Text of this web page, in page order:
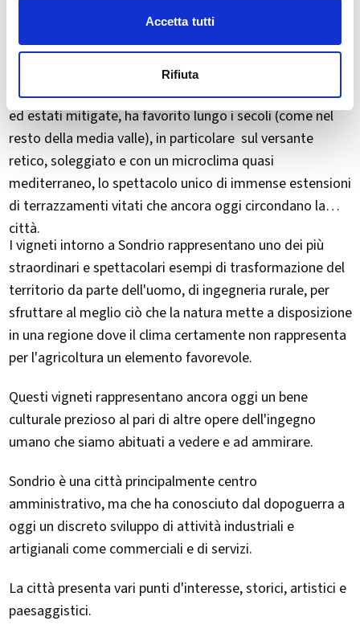
Accetta tutti
Rifiuta
dell'antico abitato di Sundrium, che nel corso dei secoli si
è espansa a sud, verso le maestose Alpi Orobie.
Il suo clima continentale, caratterizzato da inverni freddi
ed estati mitigate, ha favorito lungo i secoli (come nel
resto della media valle), in particolare sul versante
retico, soleggiato e con un microclima quasi
mediterraneo, lo spettacolo unico di immense estensioni
di terrazzamenti vitati che ancora oggi circondano la
città.
I vigneti intorno a Sondrio rappresentano uno dei più
straordinari e spettacolari esempi di trasformazione del
territorio da parte dell'uomo, di ingegneria rurale, per
sfruttare al meglio ciò che la natura mette a disposizione
in una regione dove il clima certamente non rappresenta
per l'agricoltura un elemento favorevole.
Questi vigneti rappresentano ancora oggi un bene
culturale prezioso al pari di altre opere dell'ingegno
umano che siamo abituati a vedere e ad ammirare.
Sondrio è una città principalmente centro
amministrativo, ma che ha conosciuto dal dopoguerra a
oggi un discreto sviluppo di attività industriali e
artigianali come commerciali e di servizi.
La città presenta vari punti d'interesse, storici, artistici e
paesaggistici.